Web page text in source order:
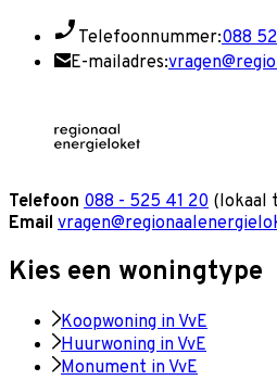
Telefoonnummer:088
E-mailadres:
Telefoon 088 - 525 41 20 (lokaal
Email
Kies een woningtype
Koopwoning in VvE
Huurwoning in VvE
Monument in VvE